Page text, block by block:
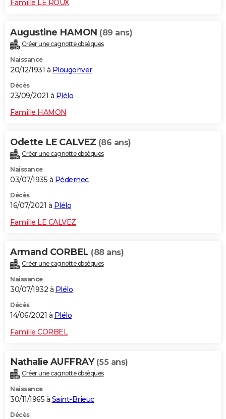
Famille LE ROUX
Augustine HAMON (89 ans)
Créer une cagnotte obsèques
Naissance
20/12/1931 à Plougonver
Décès
23/09/2021 à Plélo
Famille HAMON
Odette LE CALVEZ (86 ans)
Créer une cagnotte obsèques
Naissance
03/07/1935 à Pédernec
Décès
16/07/2021 à Plélo
Famille LE CALVEZ
Armand CORBEL (88 ans)
Créer une cagnotte obsèques
Naissance
30/07/1932 à Plélo
Décès
14/06/2021 à Plélo
Famille CORBEL
Nathalie AUFFRAY (55 ans)
Créer une cagnotte obsèques
Naissance
30/11/1965 à Saint-Brieuc
Décès